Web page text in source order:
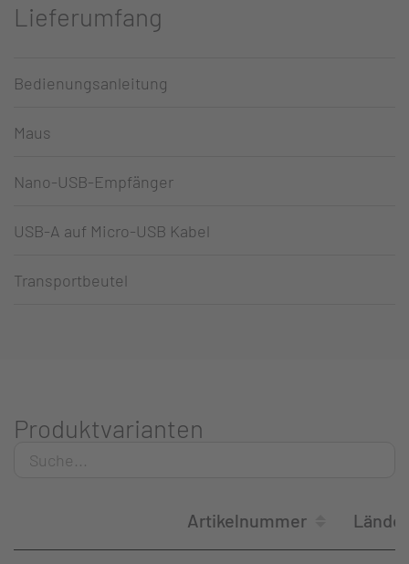
Lieferumfang
Bedienungsanleitung
Maus
Nano-USB-Empfänger
USB-A auf Micro-USB Kabel
Transportbeutel
Produktvarianten
Artikelnummer